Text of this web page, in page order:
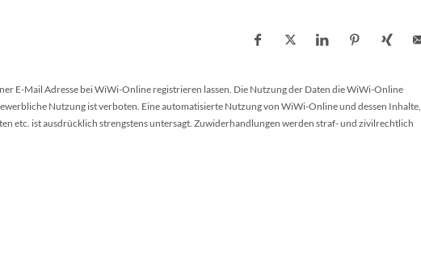
E-Mail Adresse bei WiWi-Online registrieren lassen. Die Nutzung der Daten die WiWi-Online
Nutzung ist verboten. Eine automatisierte Nutzung von WiWi-Online und dessen Inhalte,
etc. ist ausdrücklich strengstens untersagt. Zuwiderhandlungen werden straf- und zivilrechtlich